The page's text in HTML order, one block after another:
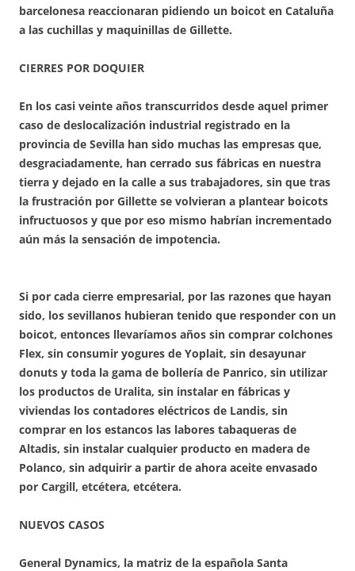
barcelonesa reaccionaran pidiendo un boicot en Cataluña
a las cuchillas y maquinillas de Gillette.
CIERRES POR DOQUIER
En los casi veinte años transcurridos desde aquel primer
caso de deslocalización industrial registrado en la
provincia de Sevilla han sido muchas las empresas que,
desgraciadamente, han cerrado sus fábricas en nuestra
tierra y dejado en la calle a sus trabajadores, sin que tras
la frustración por Gillette se volvieran a plantear boicots
infructuosos y que por eso mismo habrían incrementado
aún más la sensación de impotencia.
Si por cada cierre empresarial, por las razones que hayan
sido, los sevillanos hubieran tenido que responder con un
boicot, entonces llevaríamos años sin comprar colchones
Flex, sin consumir yogures de Yoplait, sin desayunar
donuts y toda la gama de bollería de Panrico, sin utilizar
los productos de Uralita, sin instalar en fábricas y
viviendas los contadores eléctricos de Landis, sin
comprar en los estancos las labores tabaqueras de
Altadis, sin instalar cualquier producto en madera de
Polanco, sin adquirir a partir de ahora aceite envasado
por Cargill, etcétera, etcétera.
NUEVOS CASOS
General Dynamics, la matriz de la española Santa